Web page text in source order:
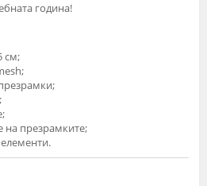
година!
см;
на презрамките;